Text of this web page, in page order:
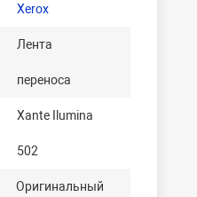
Xerox
Лента
переноса
Xante Ilumina
502
Оригинальный